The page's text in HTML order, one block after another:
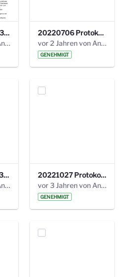
230517 Protokoll 35. Steuerungskreis.pdf
vor 2 Jahren von Anni Schlumberger
20220706 Protokoll 33. Steuerungskreis.pdf
vor 2 Jahren von Anni Schlumberger
GENEHMIGT
220113 Protokoll 32. Steuerungskreis.pdf
vor 2 Jahren von Anni Schlumberger
20221027 Protokoll 34. Steuerungskreis.pdf
vor 3 Jahren von Anni Schlumberger
GENEHMIGT